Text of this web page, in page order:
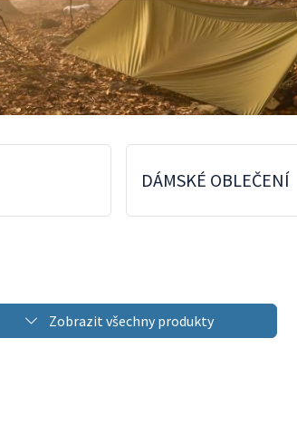
DÁMSKÉ OBLEČENÍ
Zobrazit všechny produkty